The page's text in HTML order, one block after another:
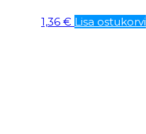
1,36 € Lisa ostukorvi